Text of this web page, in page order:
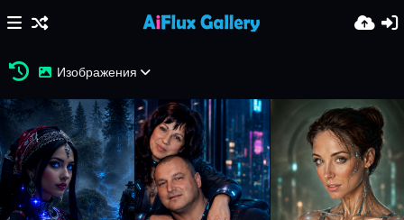
Изображения